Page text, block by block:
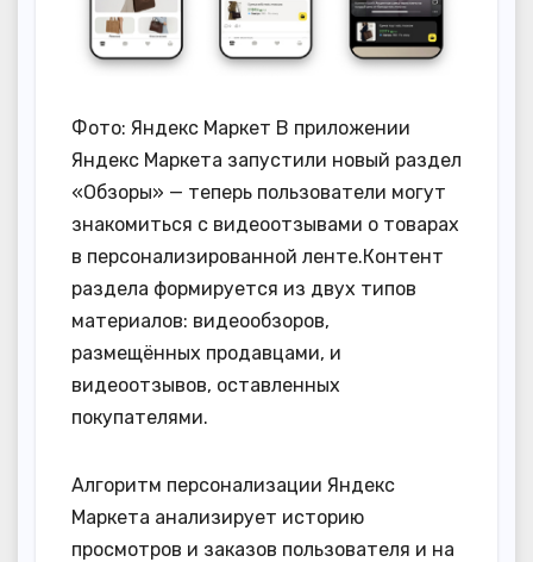
Фото: Яндекс Маркет В приложении
Яндекс Маркета запустили новый раздел
«Обзоры» — теперь пользователи могут
знакомиться с видеоотзывами о товарах
в персонализированной ленте.Контент
раздела формируется из двух типов
материалов: видеообзоров,
размещённых продавцами, и
видеоотзывов, оставленных
покупателями.
Алгоритм персонализации Яндекс
Маркета анализирует историю
просмотров и заказов пользователя и на